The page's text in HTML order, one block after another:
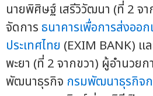
นายพิศิษฐ์ เสรีวิวัฒนา (ที่ 2 จ
จัดการ ธนาคารเพื่อการส่งออก
ประเทศไทย (EXIM BANK) แ
พะยา (ที่ 2 จากขวา) ผู้อำนวยก
พัฒนาธุรกิจ กรมพัฒนาธุรกิจก